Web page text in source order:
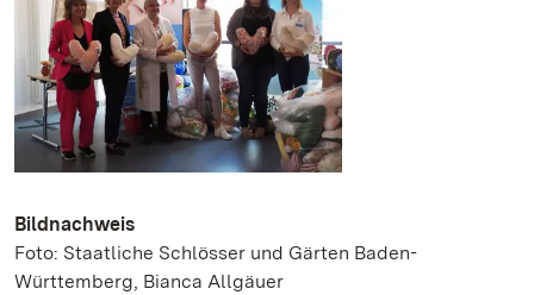
Bildnachweis
Foto: Staatliche Schlösser und Gärten Baden-
Württemberg, Bianca Allgäuer